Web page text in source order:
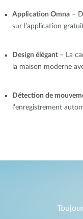
Application Omna –
sur l ’application
Design élégant – La
la maison moderne
Détection de
l'enregistrement